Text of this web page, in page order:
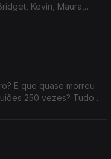
Kevin, Maura,
E que quase morreu
250 vezes? Tudo